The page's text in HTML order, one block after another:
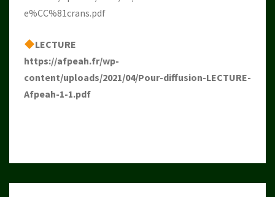
e%CC%81crans.pdf
LECTURE
https://afpeah.fr/wp-
content/uploads/2021/04/Pour-diffusion-LECTURE-
Afpeah-1-1.pdf